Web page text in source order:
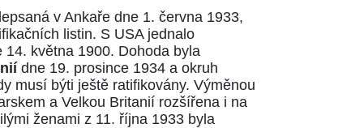
v Ankaře dne 1. června 1933,
listin. S USA jednalo
května 1900. Dohoda byla
dne 19. prosince 1934 a okruh
musí býti ještě ratifikovány. Výměnou
a Velkou Britanií rozšířena i na
ženami z 11. října 1933 byla